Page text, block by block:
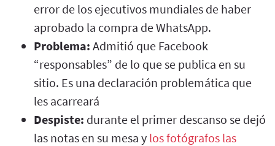
error de los ejecutivos mundiales de haber
aprobado la compra de WhatsApp.
Problema: Admitió que Facebook
“responsables” de lo que se publica en su
sitio. Es una declaración problemática que
les acarreará
Despiste: durante el primer descanso se dejó
las notas en su mesa y los fotógrafos las